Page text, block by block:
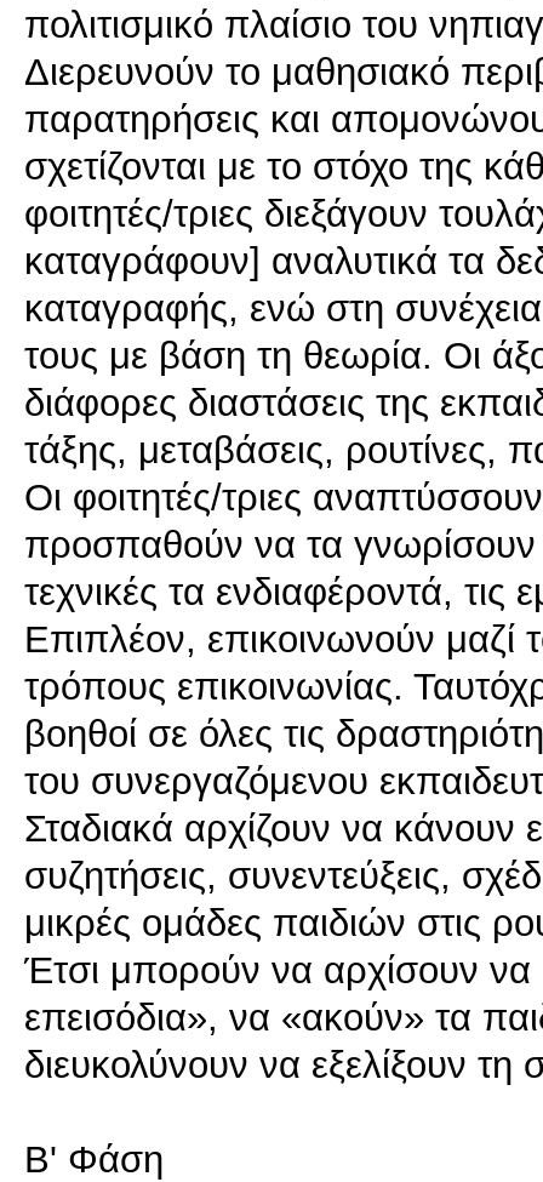
πολιτισμικό πλαίσιο του
Διερευνούν το μαθησιακό
παρατηρήσεις και
σχετίζονται με το στόχο της
φοιτητές/τριες διεξάγουν
καταγράφουν] αναλυτικά τα
καταγραφής, ενώ στη
τους με βάση τη θεωρία. Οι
διάφορες διαστάσεις της
τάξης, μεταβάσεις, ρουτίνες,
Οι φοιτητές/τριες
προσπαθούν να τα γνωρίσουν
τεχνικές τα ενδιαφέροντά, τις
Επιπλέον, επικοινωνούν μαζί
τρόπους επικοινωνίας.
βοηθοί σε όλες τις
του συνεργαζόμενου
Σταδιακά αρχίζουν να κάνουν
συζητήσεις, συνεντεύξεις,
μικρές ομάδες παιδιών στις
Έτσι μπορούν να αρχίσουν να
επεισόδια», να «ακούν» τα
διευκολύνουν να εξελίξουν τη
Β' Φάση